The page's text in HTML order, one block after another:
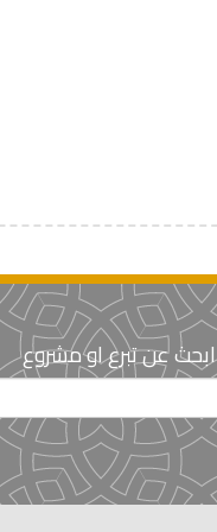
ابحث عن تبرع او مشروع